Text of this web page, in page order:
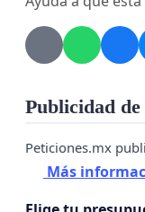
Sin otro
esperando una
Publicidad de
Peticiones.mx
Más